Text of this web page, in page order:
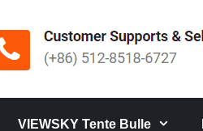
VIEWSKY Tente Bulle